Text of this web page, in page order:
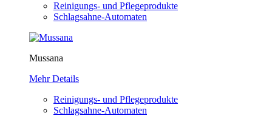
Reinigungs- und Pflegeprodukte
Schlagsahne-Automaten
Mussana
Mehr Details
Reinigungs- und Pflegeprodukte
Schlagsahne-Automaten